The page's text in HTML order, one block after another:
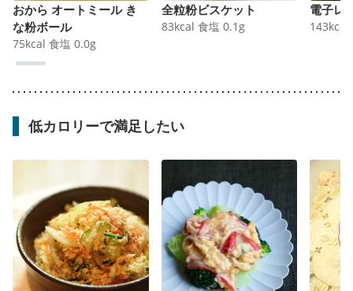
おから オートミール き
な粉ボール
75kcal 食塩 0.0g
全粒粉ビスケット
83kcal 食塩 0.1 g
電子レ
143kcal
低カロリーで満足したい